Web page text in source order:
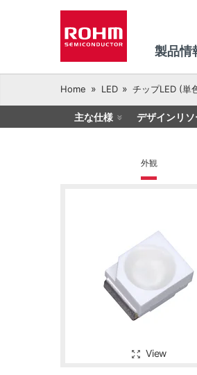
製品情
Home LED チップLED (単
主な仕様 デザインリソ
外観
View